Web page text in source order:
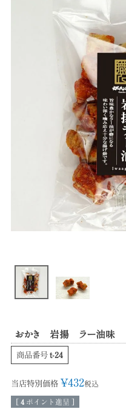
おかき 岩揚 ラー油味
商品番号 t-24
当店特別価格 ¥432税込
[ 4 ポイント進呈 ]